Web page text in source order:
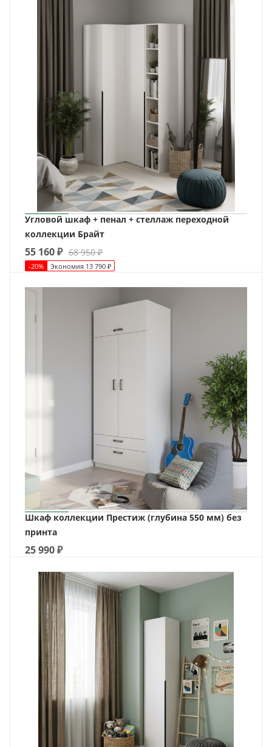
Угловой шкаф + пенал + стеллаж переходной
коллекции Брайт
55 160₽ 68 950₽
-20% Экономия 13 790 ₽
Шкаф коллекции Престиж (глубина 550 мм) без
принта
25 990₽